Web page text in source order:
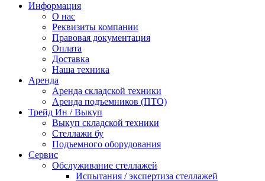
Информация
О нас
Реквизиты компании
Правовая документация
Оплата
Доставка
Наша техника
Аренда
Аренда складской техники
Аренда подъемников (ПТО)
Трейд Ин / Выкуп
Выкуп складской техники
Стеллажи бу
Подъемного оборудования
Сервис
Обслуживание стеллажей
Испытания / экспертиза стеллажей